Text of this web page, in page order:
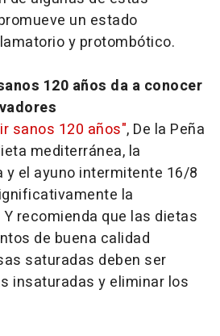
un estado
y protombótico.
120 años da a conocer
sanos 120 años", De la Peña
mediterránea, la
el ayuno intermitente 16/8
la
recomienda que las dietas
de buena calidad
saturadas deben ser
insaturadas y eliminar los